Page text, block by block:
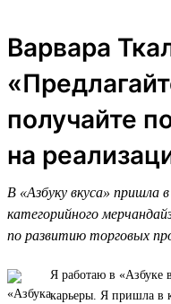
Варвара
получайте
на
В «Азбуку вкуса» пришла
категорийного
по развитию торговых
Я работаю в «Азбуке
карьеры. Я пришла в